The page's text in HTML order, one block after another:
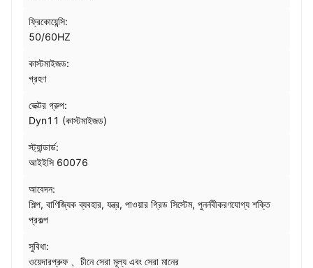
ফ্রিকোয়েন্সি:
50/60HZ
কাস্টমাইজড:
গ্রহণ
ভেক্টর গ্রুপ:
Dyn11 (কাস্টমাইজড)
স্ট্যান্ডার্ড:
আইইসি 60076
আবেদন:
শিল্প, বাণিজ্যিক ব্যবহার, যন্ত্র, পাওয়ার গ্রিড সিস্টেম, পুনর্নবীকরণযোগ্য শক্তি
প্রকল্প
সুবিধা:
ওয়েদারপ্রুফ 、চীনে সেরা মূল্য এবং সেরা মানের